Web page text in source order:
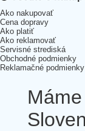
Ako nakupovať
Cena dopravy
Ako platiť
Ako reklamovať
Servisné strediská
Obchodné podmienky
Reklamačné podmienky
Máme